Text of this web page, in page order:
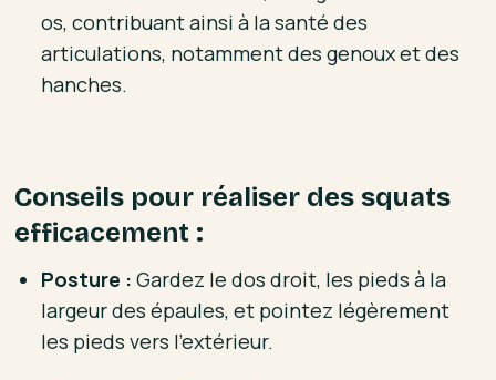
os, contribuant ainsi à la santé des
articulations, notamment des genoux et des
hanches.
Conseils pour réaliser des squats
efficacement :
Posture : Gardez le dos droit, les pieds à la
largeur des épaules, et pointez légèrement
les pieds vers l'extérieur.